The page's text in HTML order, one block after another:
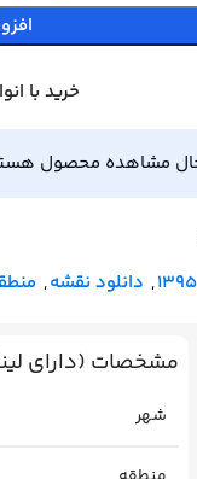
خرید با
مشاهده محصول
, دانلود نقشه, منطقه 20
مشخصات (دارای
شهر